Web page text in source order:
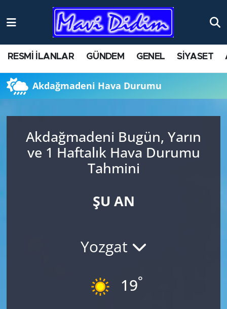
RESMİ İLANLAR GÜNDEM GENEL SİYASET
Akdağmadeni Hava Durumu
Akdağmadeni Bugün, Yarın
ve 1 Haftalık Hava Durumu
Tahmini
ŞU AN
Yozgat
19°